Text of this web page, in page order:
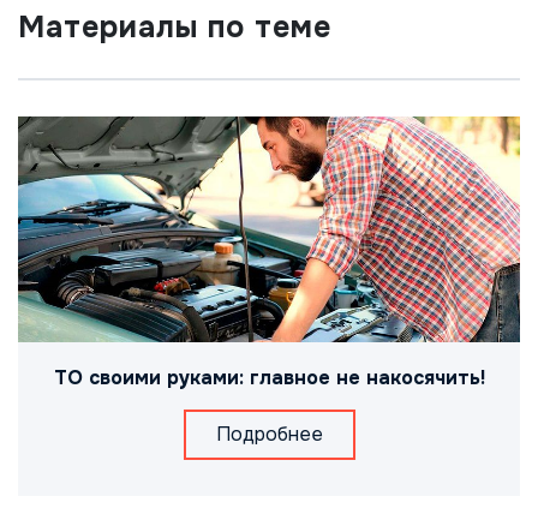
Материалы по теме
ТО своими руками: главное не накосячить!
Подробнее